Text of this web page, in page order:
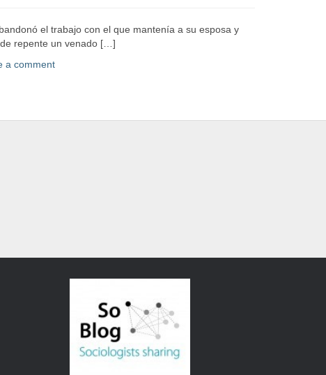
el trabajo con el que mantenía a su esposa y
repente un venado […]
a comment